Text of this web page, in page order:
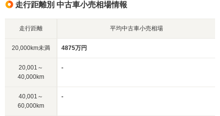
走行距離別 中古車小売相場情報
走行距離 平均中古車小売相場
20,000km未満 4875万円
20,001～
40,000km
-
40,001～
60,000km
-